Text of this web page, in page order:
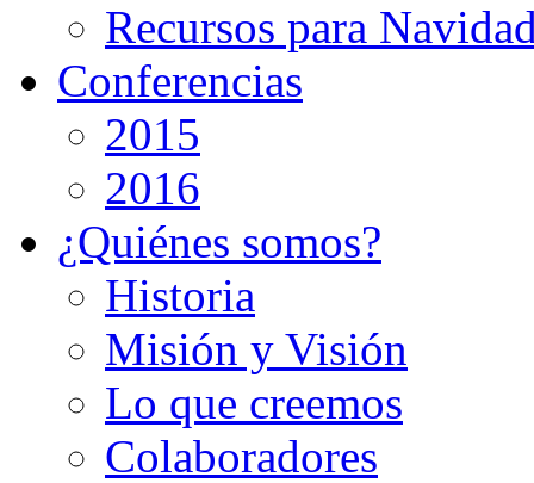
Recursos para
Conferencias
2015
2016
¿Quiénes somos?
Historia
Misión y Visión
Lo que creemos
Colaboradores